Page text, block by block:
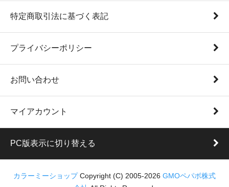
特定商取引法に基づく表記
プライバシーポリシー
お問い合わせ
マイアカウント
PC版表示に切り替える
カラーミーショップ Copyright (C) 2005-2026 GMOペパボ株式